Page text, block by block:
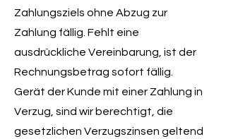
Zahlungsziels ohne Abzug zur
Zahlung fällig. Fehlt eine
ausdrückliche Vereinbarung, ist der
Rechnungsbetrag sofort fällig.
Gerät der Kunde mit einer Zahlung in
Verzug, sind wir berechtigt, die
gesetzlichen Verzugszinsen geltend